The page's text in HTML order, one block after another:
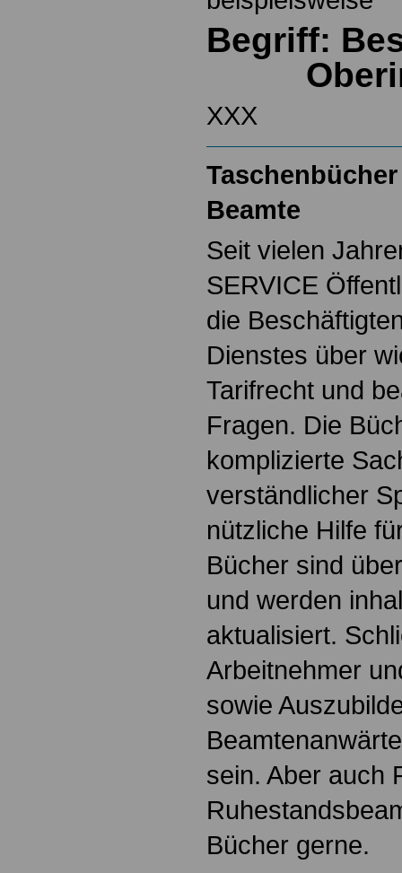
Begriff:
XXX
Beamte
Seit vielen
SERVICE
die
Dienstes über
Tarifrecht und
Fragen. Die
komplizierte
verständlicher
nützliche Hilfe
Bücher sind
und werden
aktualisiert.
Arbeitnehmer
sowie
sein. Aber auch
Bücher gerne.